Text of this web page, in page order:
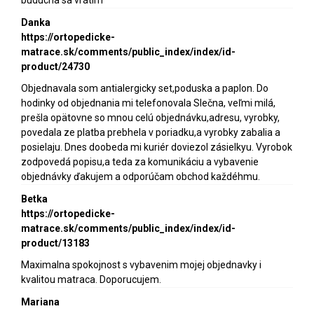
Danka
https://ortopedicke-
matrace.sk/comments/public_index/index/id-
product/24730
Objednavala som antialergicky set,poduska a paplon. Do
hodinky od objednania mi telefonovala Slečna, veľmi milá,
prešla opätovne so mnou celú objednávku,adresu, vyrobky,
povedala ze platba prebhela v poriadku,a vyrobky zabalia a
posielaju. Dnes doobeda mi kuriér doviezol zásielkyu. Vyrobok
zodpovedá popisu,a teda za komunikáciu a vybavenie
objednávky ďakujem a odporúčam obchod každéhmu.
Betka
https://ortopedicke-
matrace.sk/comments/public_index/index/id-
product/13183
Maximalna spokojnost s vybavenim mojej objednavky i
kvalitou matraca. Doporucujem.
Mariana